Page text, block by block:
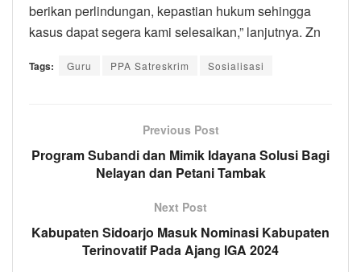
berikan perlindungan, kepastian hukum sehingga
kasus dapat segera kami selesaikan,” lanjutnya. Zn
Tags: Guru PPA Satreskrim Sosialisasi
Previous Post
Program Subandi dan Mimik Idayana Solusi Bagi
Nelayan dan Petani Tambak
Next Post
Kabupaten Sidoarjo Masuk Nominasi Kabupaten
Terinovatif Pada Ajang IGA 2024